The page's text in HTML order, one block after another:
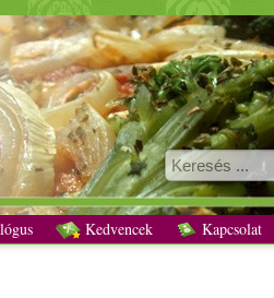
vegetáriánus
Kedvencek Kapcsolat